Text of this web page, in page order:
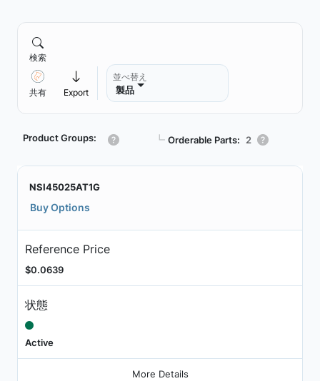
検索
共有 Export
並べ替え
製品
Product Groups: ┗ Orderable Parts: 2
NSI45025AT1G
Buy Options
Reference Price
$0.0639
状態
Active
More Details